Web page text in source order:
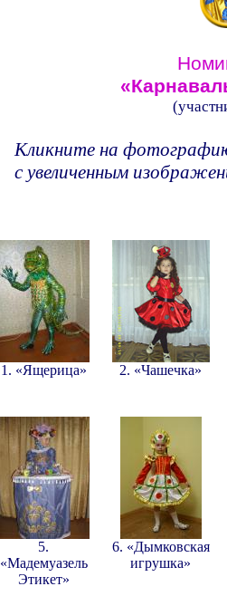
Кликните на
с увеличенным
1. «Ящерица» 2. «Чашечка»
5.
«Мадемуазель
Этикет»
6. «Дымковская
игрушка»